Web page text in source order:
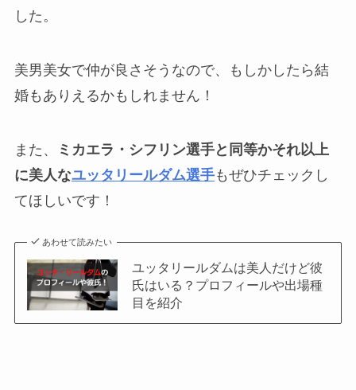
した。
美男美女で仲が良さそうなので、もしかしたら結
婚もありえるかもしれません！
また、
ミカエラ・シフリン選手と同等かそれ以上
に美人なユッタリールダム選手もぜひチェックし
てほしいです！
あわせて読みたい
ユッタリールダムは美人だけど彼
氏はいる？プロフィールや出場種
目を紹介